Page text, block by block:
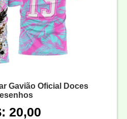
Gavião Oficial Doces
20,00